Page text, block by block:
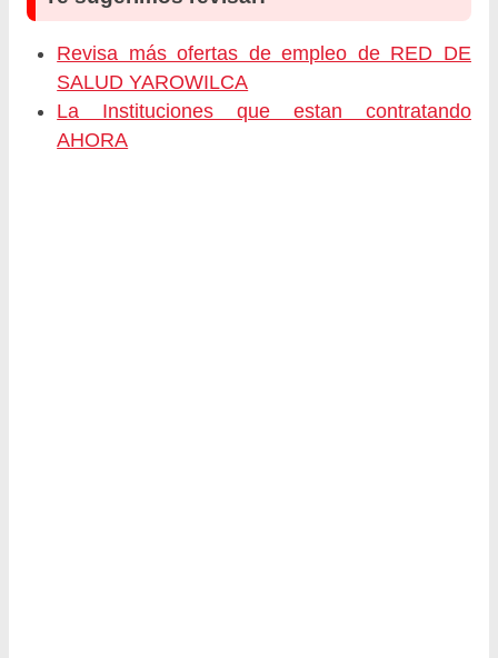
Revisa más ofertas de empleo de RED DE
SALUD YAROWILCA
La Instituciones que estan contratando
AHORA